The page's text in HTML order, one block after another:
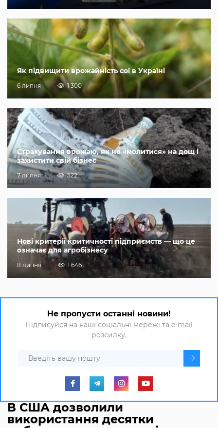
Як підвищити врожайність сої в Україні
6 липня 1 300
Страхування врожаю, як не «молитися» на дощ і
захистити свій бізнес
7 липня 522
Нові критерії критичності підприємств — що це
означає для агробізнесу
8 липня 1 646
Не пропусти останні новини!
Підписуйся на наші соціальні мережі та e-mail
розсилку.
В США дозволили
використання десятки